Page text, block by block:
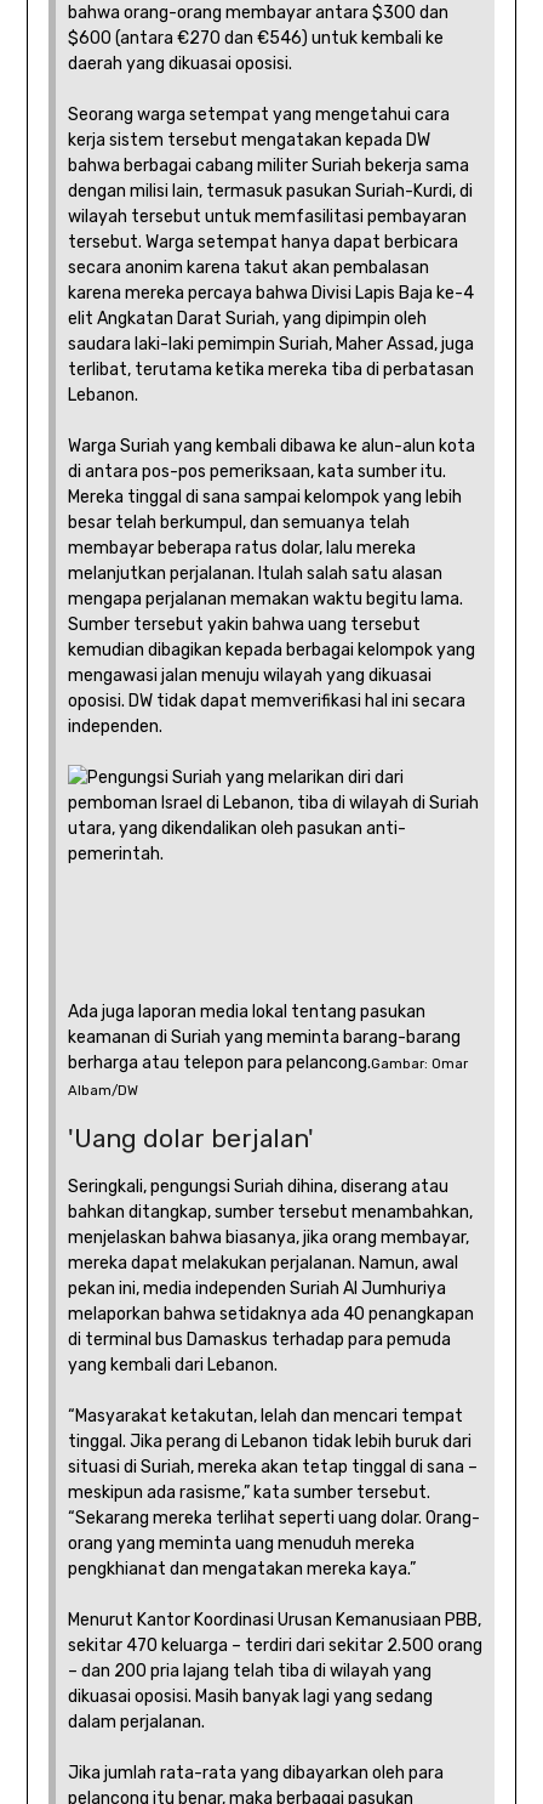
bahwa orang-orang membayar antara $300 dan
$600 (antara €270 dan €546) untuk kembali ke
daerah yang dikuasai oposisi.
Seorang warga setempat yang mengetahui cara
kerja sistem tersebut mengatakan kepada DW
bahwa berbagai cabang militer Suriah bekerja sama
dengan milisi lain, termasuk pasukan Suriah-Kurdi, di
wilayah tersebut untuk memfasilitasi pembayaran
tersebut. Warga setempat hanya dapat berbicara
secara anonim karena takut akan pembalasan
karena mereka percaya bahwa Divisi Lapis Baja ke-4
elit Angkatan Darat Suriah, yang dipimpin oleh
saudara laki-laki pemimpin Suriah, Maher Assad, juga
terlibat, terutama ketika mereka tiba di perbatasan
Lebanon.
Warga Suriah yang kembali dibawa ke alun-alun kota
di antara pos-pos pemeriksaan, kata sumber itu.
Mereka tinggal di sana sampai kelompok yang lebih
besar telah berkumpul, dan semuanya telah
membayar beberapa ratus dolar, lalu mereka
melanjutkan perjalanan. Itulah salah satu alasan
mengapa perjalanan memakan waktu begitu lama.
Sumber tersebut yakin bahwa uang tersebut
kemudian dibagikan kepada berbagai kelompok yang
mengawasi jalan menuju wilayah yang dikuasai
oposisi. DW tidak dapat memverifikasi hal ini secara
independen.
Ada juga laporan media lokal tentang pasukan
keamanan di Suriah yang meminta barang-barang
berharga atau telepon para pelancong.Gambar: Omar
Albam/DW
'Uang dolar berjalan'
Seringkali, pengungsi Suriah dihina, diserang atau
bahkan ditangkap, sumber tersebut menambahkan,
menjelaskan bahwa biasanya, jika orang membayar,
mereka dapat melakukan perjalanan. Namun, awal
pekan ini, media independen Suriah Al Jumhuriya
melaporkan bahwa setidaknya ada 40 penangkapan
di terminal bus Damaskus terhadap para pemuda
yang kembali dari Lebanon.
“Masyarakat ketakutan, lelah dan mencari tempat
tinggal. Jika perang di Lebanon tidak lebih buruk dari
situasi di Suriah, mereka akan tetap tinggal di sana –
meskipun ada rasisme,” kata sumber tersebut.
“Sekarang mereka terlihat seperti uang dolar. Orang-
orang yang meminta uang menuduh mereka
pengkhianat dan mengatakan mereka kaya.”
Menurut Kantor Koordinasi Urusan Kemanusiaan PBB,
sekitar 470 keluarga – terdiri dari sekitar 2.500 orang
– dan 200 pria lajang telah tiba di wilayah yang
dikuasai oposisi. Masih banyak lagi yang sedang
dalam perjalanan.
Jika jumlah rata-rata yang dibayarkan oleh para
pelancong itu benar, maka berbagai pasukan